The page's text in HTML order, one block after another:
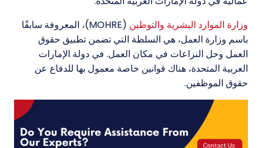
وزارة الموارد البشرية والتوطين
(MOHRE)، المعروفة سابقًا
باسم وزارة العمل، هي السلطة التي تضمن تطبيق حقوق
العمل وحل النزاعات في مكان العمل. في دولة الإمارات
العربية المتحدة، هناك قوانين خاصة معمول بها للدفاع عن
حقوق الموظفين.